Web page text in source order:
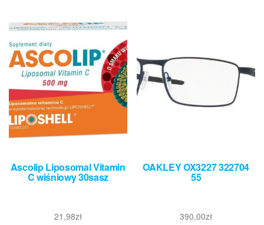
Ascolip Liposomal Vitamin
C wiśniowy 30sasz
21,98zł
OAKLEY OX3227 322704
55
390,00zł